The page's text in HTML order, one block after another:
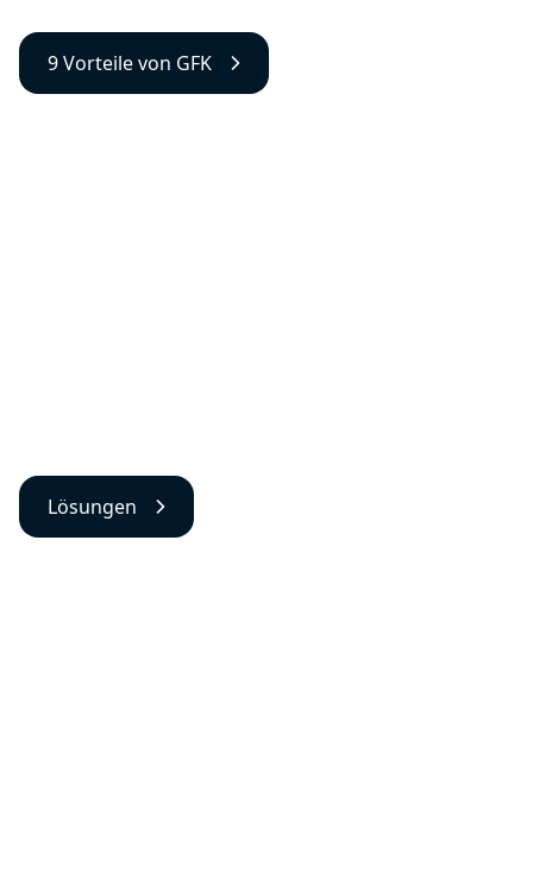
9 Vorteile von GFK
9 Vorteile von GFK
Lösungen
Lösungen